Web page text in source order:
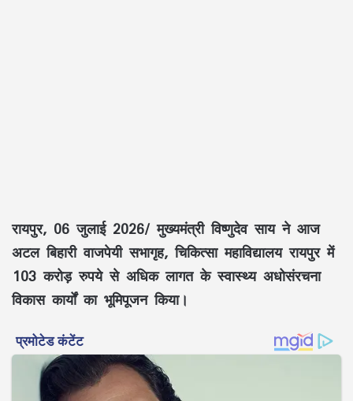
रायपुर, 06 जुलाई 2026/मुख्यमंत्रीविष्णुदेव सायने आज
अटल बिहारी वाजपेयी सभागृह,चिकित्सा महाविद्यालय रायपुरमें
103 करोड़ रुपयेसे अधिक लागत केस्वास्थ्य अधोसंरचना
विकास कार्योंका भूमिपूजन किया।